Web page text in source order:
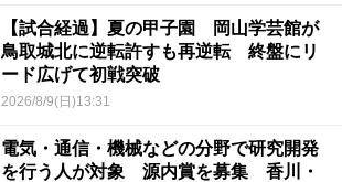
【試合経過】夏の甲子園 岡山学芸館が
鳥取城北に逆転許すも再逆転 終盤にリ
ード広げて初戦突破
2026/8/9(日)13:31
電気・通信・機械などの分野で研究開発
を行う人が対象 源内賞を募集 香川・